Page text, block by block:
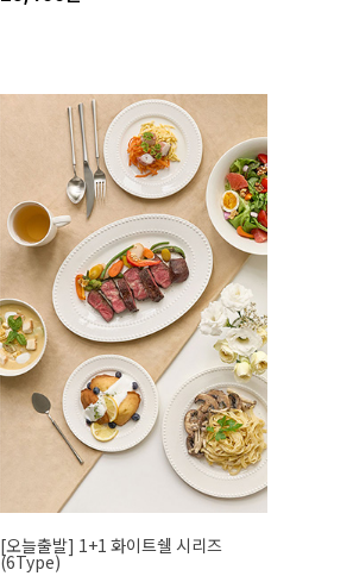
[오늘출발] 1+1 화이트쉘 시리즈
(6Type)